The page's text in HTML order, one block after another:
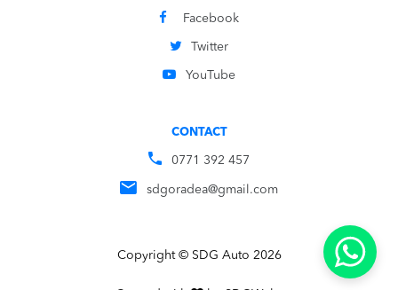
Facebook
Twitter
YouTube
CONTACT
0771 392 457
sdgoradea@gmail.com
Copyright © SDG Auto 2026